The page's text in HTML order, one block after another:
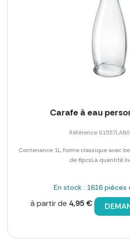
Carafe à eau
Référence
Contenance 1L, forme classique avec
de 6pcsLa quantité
En stock : 1616 pièces
à partir de 4,95 €